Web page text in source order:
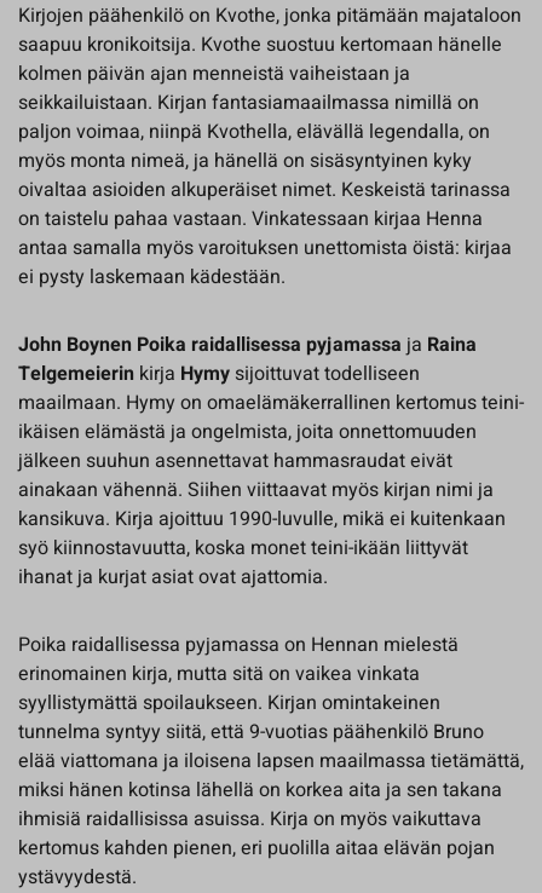
Kirjojen päähenkilö on Kvothe, jonka pitämään majataloon
saapuu kronikoitsija. Kvothe suostuu kertomaan hänelle
kolmen päivän ajan menneistä vaiheistaan ja
seikkailuistaan. Kirjan fantasiamaailmassa nimillä on
paljon voimaa, niinpä Kvothella, elävällä legendalla, on
myös monta nimeä, ja hänellä on sisäsyntyinen kyky
oivaltaa asioiden alkuperäiset nimet. Keskeistä tarinassa
on taistelu pahaa vastaan. Vinkatessaan kirjaa Henna
antaa samalla myös varoituksen unettomista öistä: kirjaa
ei pysty laskemaan kädestään.
John Boynen Poika raidallisessa pyjamassa ja Raina
Telgemeierin kirja Hymy sijoittuvat todelliseen
maailmaan. Hymy on omaelämäkerrallinen kertomus teini-
ikäisen elämästä ja ongelmista, joita onnettomuuden
jälkeen suuhun asennettavat hammasraudat eivät
ainakaan vähennä. Siihen viittaavat myös kirjan nimi ja
kansikuva. Kirja ajoittuu 1990-luvulle, mikä ei kuitenkaan
syö kiinnostavuutta, koska monet teini-ikään liittyvät
ihanat ja kurjat asiat ovat ajattomia.
Poika raidallisessa pyjamassa on Hennan mielestä
erinomainen kirja, mutta sitä on vaikea vinkata
syyllistymättä spoilaukseen. Kirjan omintakeinen
tunnelma syntyy siitä, että 9-vuotias päähenkilö Bruno
elää viattomana ja iloisena lapsen maailmassa tietämättä,
miksi hänen kotinsa lähellä on korkea aita ja sen takana
ihmisiä raidallisissa asuissa. Kirja on myös vaikuttava
kertomus kahden pienen, eri puolilla aitaa elävän pojan
ystävyydestä.